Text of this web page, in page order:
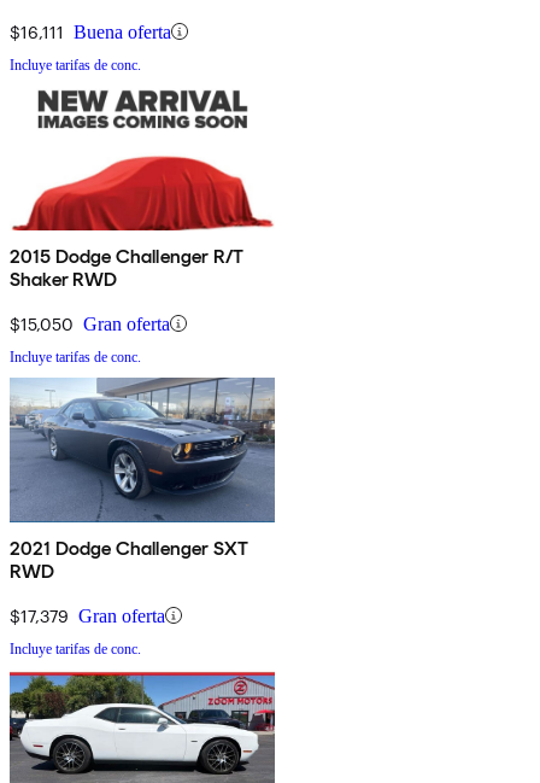
$16,111 Buena oferta
Incluye tarifas de conc.
2015 Dodge Challenger R/T
Shaker RWD
$15,050 Gran oferta
Incluye tarifas de conc.
2021 Dodge Challenger SXT
RWD
$17,379 Gran oferta
Incluye tarifas de conc.